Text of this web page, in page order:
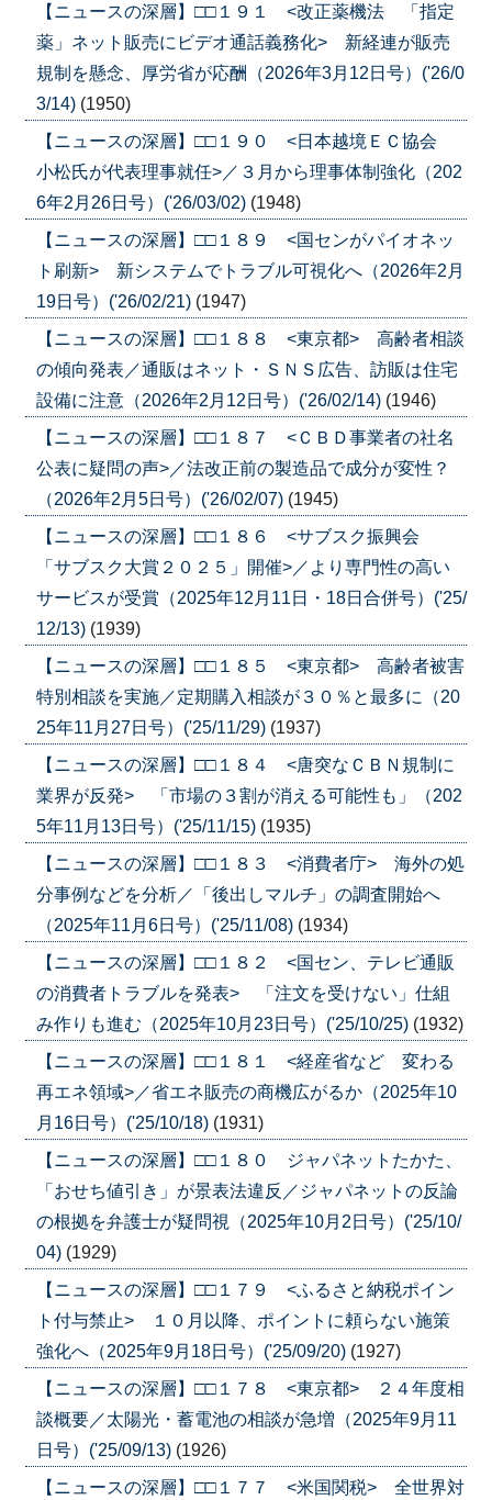
【ニュースの深層】□□１９１ <改正薬機法 「指定
薬」ネット販売にビデオ通話義務化> 新経連が販売
規制を懸念、厚労省が応酬（2026年3月12日号）('26/0
3/14) (1950)
【ニュースの深層】□□１９０ <日本越境ＥＣ協会
小松氏が代表理事就任>／３月から理事体制強化（202
6年2月26日号）('26/03/02) (1948)
【ニュースの深層】□□１８９ <国センがパイオネッ
ト刷新> 新システムでトラブル可視化へ（2026年2月
19日号）('26/02/21) (1947)
【ニュースの深層】□□１８８ <東京都> 高齢者相談
の傾向発表／通販はネット・ＳＮＳ広告、訪販は住宅
設備に注意（2026年2月12日号）('26/02/14) (1946)
【ニュースの深層】□□１８７ <ＣＢＤ事業者の社名
公表に疑問の声>／法改正前の製造品で成分が変性？
（2026年2月5日号）('26/02/07) (1945)
【ニュースの深層】□□１８６ <サブスク振興会
「サブスク大賞２０２５」開催>／より専門性の高い
サービスが受賞（2025年12月11日・18日合併号）('25/
12/13) (1939)
【ニュースの深層】□□１８５ <東京都> 高齢者被害
特別相談を実施／定期購入相談が３０％と最多に（20
25年11月27日号）('25/11/29) (1937)
【ニュースの深層】□□１８４ <唐突なＣＢＮ規制に
業界が反発> 「市場の３割が消える可能性も」（202
5年11月13日号）('25/11/15) (1935)
【ニュースの深層】□□１８３ <消費者庁> 海外の処
分事例などを分析／「後出しマルチ」の調査開始へ
（2025年11月6日号）('25/11/08) (1934)
【ニュースの深層】□□１８２ <国セン、テレビ通販
の消費者トラブルを発表> 「注文を受けない」仕組
み作りも進む（2025年10月23日号）('25/10/25) (1932)
【ニュースの深層】□□１８１ <経産省など 変わる
再エネ領域>／省エネ販売の商機広がるか（2025年10
月16日号）('25/10/18) (1931)
【ニュースの深層】□□１８０ ジャパネットたかた、
「おせち値引き」が景表法違反／ジャパネットの反論
の根拠を弁護士が疑問視（2025年10月2日号）('25/10/
04) (1929)
【ニュースの深層】□□１７９ <ふるさと納税ポイン
ト付与禁止> １０月以降、ポイントに頼らない施策
強化へ（2025年9月18日号）('25/09/20) (1927)
【ニュースの深層】□□１７８ <東京都> ２４年度相
談概要／太陽光・蓄電池の相談が急増（2025年9月11
日号）('25/09/13) (1926)
【ニュースの深層】□□１７７ <米国関税> 全世界対